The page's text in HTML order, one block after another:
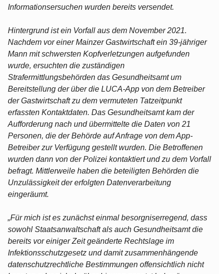
Informationsersuchen wurden bereits versendet.
Hintergrund ist ein Vorfall aus dem November 2021.
Nachdem vor einer Mainzer Gastwirtschaft ein 39-jähriger
Mann mit schwersten Kopfverletzungen aufgefunden
wurde, ersuchten die zuständigen
Strafermittlungsbehörden das Gesundheitsamt um
Bereitstellung der über die LUCA-App von dem Betreiber
der Gastwirtschaft zu dem vermuteten Tatzeitpunkt
erfassten Kontaktdaten. Das Gesundheitsamt kam der
Aufforderung nach und übermittelte die Daten von 21
Personen, die der Behörde auf Anfrage von dem App-
Betreiber zur Verfügung gestellt wurden. Die Betroffenen
wurden dann von der Polizei kontaktiert und zu dem Vorfall
befragt. Mittlerweile haben die beteiligten Behörden die
Unzulässigkeit der erfolgten Datenverarbeitung
eingeräumt.
„Für mich ist es zunächst einmal besorgniserregend, dass
sowohl Staatsanwaltschaft als auch Gesundheitsamt die
bereits vor einiger Zeit geänderte Rechtslage im
Infektionsschutzgesetz und damit zusammenhängende
datenschutzrechtliche Bestimmungen offensichtlich nicht